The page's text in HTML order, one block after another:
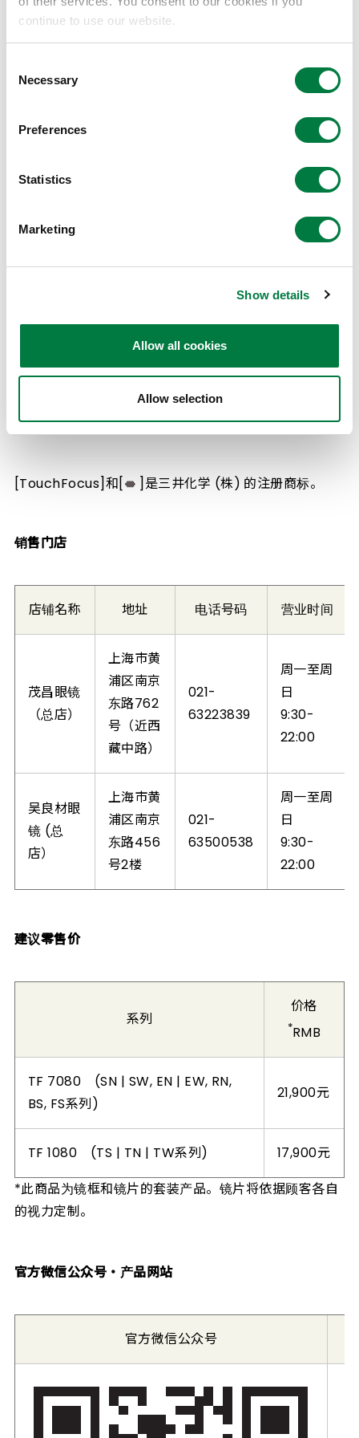
continue to use our website.
Selection
Necessary
Preferences
Statistics
Marketing
Show details
Allow all cookies
Allow selection
造兼备功能美与外观美的匠心设计。让您在生活中充满自
信，拥有更加绚丽精彩的人生。我们对“品质生活向上”技
术（Life Enhancing Technology）的追求，将持之以
恒
[TouchFocus]和[ ]是三井化学 (株) 的注册商标。
销售门店
店铺名称 地址 电话号码 营业时间
茂昌眼镜
（总店）
上海市黄
浦区南京
东路762
号（近西
藏中路）
021-
63223839
周一至周
日
9:30-
22:00
吴良材眼
镜 (总
店）
上海市黄
浦区南京
东路456
号2楼
021-
63500538
周一至周
日
9:30-
22:00
建议零售价
系列
价格
*RMB
TF 7080 (SN | SW, EN | EW, RN,
BS, FS系列)
21,900元
TF 1080 (TS | TN | TW系列)
17,900元
*此商品为镜框和镜片的套装产品。镜片将依据顾客各自
的视力定制。
官方微信公众号・产品网站
官方微信公众号